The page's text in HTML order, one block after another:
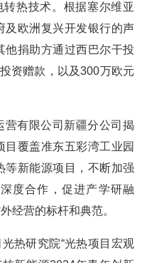
热技术。根据塞尔维亚
及欧洲复兴开发银行的声
他捐助方通过西巴尔干投
资赠款，以及300万欧元
有限公司新疆分公司揭
覆盖准东五彩湾工业园
等新能源项目，不断加强
度合作，促进产学研融
经营的标杆和典范。
研究院“光热项目宏观